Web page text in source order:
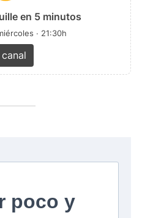
en 5 minutos
· 21:30h